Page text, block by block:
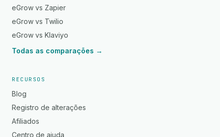
eGrow vs Zapier
eGrow vs Twilio
eGrow vs Klaviyo
Todas as comparações →
RECURSOS
Blog
Registro de alterações
Afiliados
Centro de ajuda